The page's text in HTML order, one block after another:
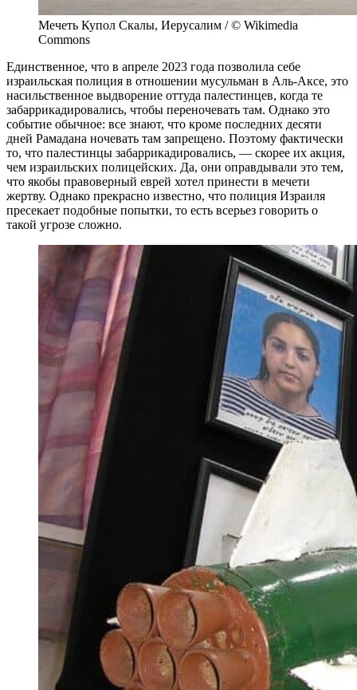
Мечеть Купол Скалы, Иерусалим / © Wikimedia
Commons
Единственное, что в апреле 2023 года позволила себе
израильская полиция в отношении мусульман в Аль-Аксе, это
насильственное выдворение оттуда палестинцев, когда те
забаррикадировались, чтобы переночевать там. Однако это
событие обычное: все знают, что кроме последних десяти
дней Рамадана ночевать там запрещено. Поэтому фактически
то, что палестинцы забаррикадировались, — скорее их акция,
чем израильских полицейских. Да, они оправдывали это тем,
что якобы правоверный еврей хотел принести в мечети
жертву. Однако прекрасно известно, что полиция Израиля
пресекает подобные попытки, то есть всерьез говорить о
такой угрозе сложно.